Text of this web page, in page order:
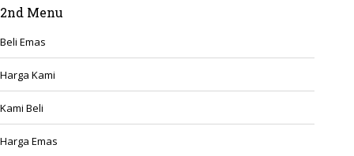
2nd Menu
Beli Emas
Harga Kami
Kami Beli
Harga Emas